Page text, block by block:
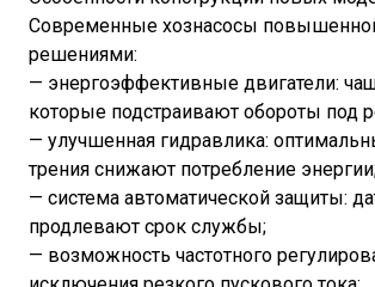
Современные хознасосы
решениями:
— энергоэффективные двигатели:
которые подстраивают обороты под
— улучшенная гидравлика:
трения снижают потребление
— система автоматической защиты:
продлевают срок службы;
— возможность частотного